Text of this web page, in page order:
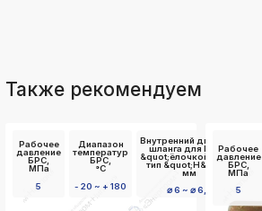
Также рекомендуем
Рабочее
давление
БРС,
МПа
5
Диапазон
температур
БРС,
°C
- 20 ~ + 180
Внутренний диаметр
шланга для БРС с
&quot;ёлочкой&quot;
тип &quot;Н&quot;,
мм
⌀ 6 ~ ⌀ 6,5
Рабочее
давление
БРС,
МПа
5